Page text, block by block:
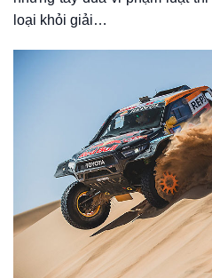
loại khỏi giải…